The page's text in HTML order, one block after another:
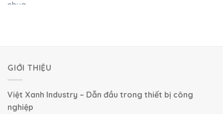
GIỚI THIỆU
Việt Xanh Industry – Dẫn đầu trong thiết bị công
nghiệp